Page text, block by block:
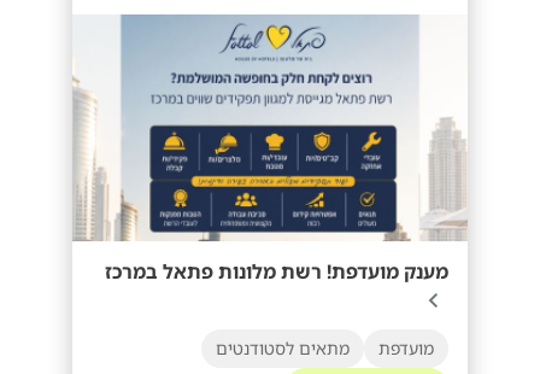
מענק מועדפת! רשת מלונות פתאל במרכז
מועדפת
מתאים לסטודנטים